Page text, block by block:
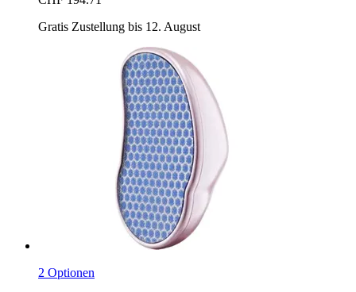
Gratis Zustellung bis 12. August
2 Optionen